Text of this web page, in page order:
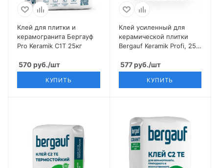
Клей для плитки и
керамогранита Бергауф
Pro Keramik С1Т 25кг
570 руб./шт
КУПИТЬ
Клей усиленный для
керамической плитки
Bergauf Keramik Profi, 25
577руб./шт
КУПИТЬ